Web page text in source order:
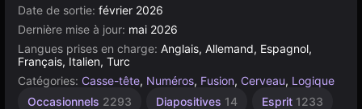
Date de sortie: février 2026
Dernière mise à jour: mai 2026
Langues prises en charge: Anglais, Allemand, Espagnol,
Français, Italien, Turc
Catégories: Casse-tête, Numéros, Fusion, Cerveau, Logique
Occasionnels 2293 Diapositives 14 Esprit 1233